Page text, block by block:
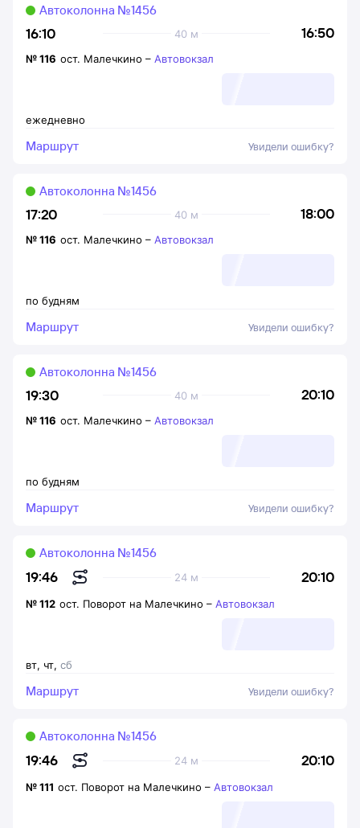
16:10 16:50
40 м
Автоколонна №1456
ежедневно
№116 ост. Малечкино – Автовокзал
Маршрут Увидели ошибку?
17:20 18:00
40 м
Автоколонна №1456
по будням
№116 ост. Малечкино – Автовокзал
Маршрут Увидели ошибку?
19:30 20:10
40 м
Автоколонна №1456
по будням
№116 ост. Малечкино – Автовокзал
Маршрут Увидели ошибку?
19:46 20:10
24 м
Автоколонна №1456
вт, чт, сб
№112 ост. Поворот на Малечкино – Автовокзал
Маршрут Увидели ошибку?
19:46 20:10
24 м
Автоколонна №1456
№111 ост. Поворот на Малечкино – Автовокзал